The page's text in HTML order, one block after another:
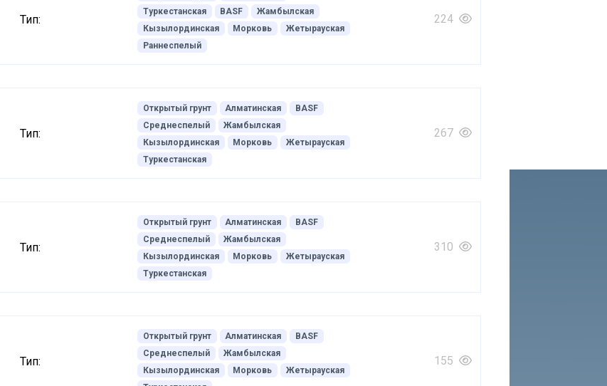
Тип:
Туркестанская
BASF
Жамбылская
Кызылординская
Морковь
Жетырауская
Раннеспелый
224
Тип:
Открытый грунт Алматинская
BASF
Среднеспелый
Жамбылская
Кызылординская
Морковь
Жетырауская
Туркестанская
267
Тип:
Открытый грунт Алматинская
BASF
Среднеспелый
Жамбылская
Кызылординская
Морковь
Жетырауская
Туркестанская
310
Тип:
Открытый грунт Алматинская
BASF
Среднеспелый
Жамбылская
Кызылординская
Морковь
Жетырауская
155